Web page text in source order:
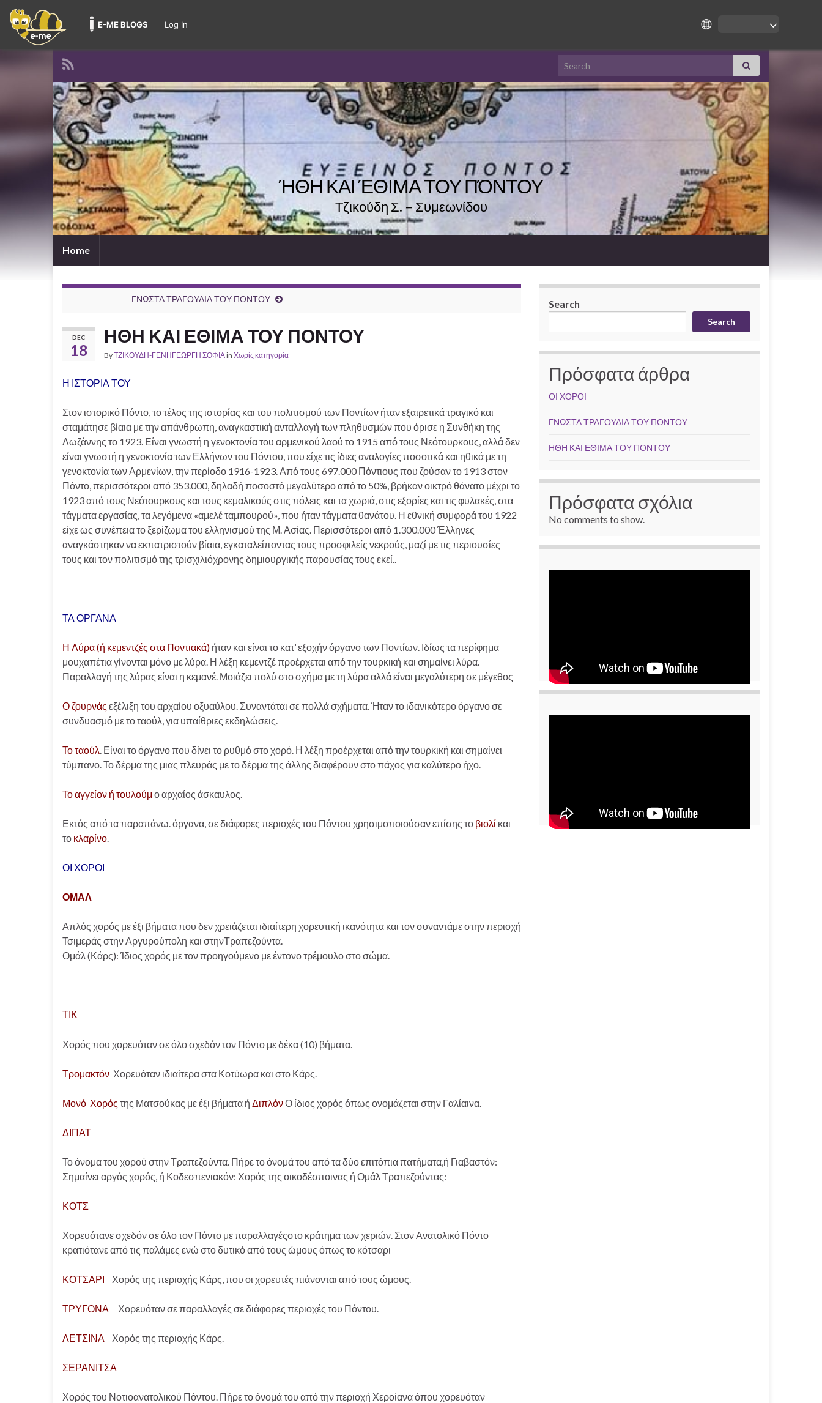
E-ME BLOGS Log In
Search for:
ΉΘΗ ΚΑΙ ΈΘΙΜΑ ΤΟΥ ΠΌΝΤΟΥ
Τζικούδη Σ. – Συμεωνίδου
Home
ΓΝΩΣΤΑ ΤΡΑΓΟΥΔΙΑ ΤΟΥ ΠΟΝΤΟΥ
DEC
18
ΗΘΗ ΚΑΙ ΕΘΙΜΑ ΤΟΥ ΠΟΝΤΟΥ
ByΤΖΙΚΟΥΔΗ-ΓΕΝΗΓΕΩΡΓΗ ΣΟΦΙΑin Χωρίς κατηγορία
Η ΙΣΤΟΡΙΑ ΤΟΥ
Στον ιστορικό Πόντο, το τέλος της ιστορίας και του πολιτισμού των Ποντίων ήταν εξαιρετικά τραγικό και
σταμάτησε βίαια με την απάνθρωπη, αναγκαστική ανταλλαγή των πληθυσμών που όρισε η Συνθήκη της
Λωζάννης το 1923. Είναι γνωστή η γενοκτονία του αρμενικού λαού το 1915 από τους Νεότουρκους, αλλά δεν
είναι γνωστή η γενοκτονία των Ελλήνων του Πόντου, που είχε τις ίδιες αναλογίες ποσοτικά και ηθικά με τη
γενοκτονία των Αρμενίων, την περίοδο 1916-1923. Από τους 697.000 Πόντιους που ζούσαν το 1913 στον
Πόντο, περισσότεροι από 353.000, δηλαδή ποσοστό μεγαλύτερο από το 50%, βρήκαν οικτρό θάνατο μέχρι το
1923 από τους Νεότουρκους και τους κεμαλικούς στις πόλεις και τα χωριά, στις εξορίες και τις φυλακές, στα
τάγματα εργασίας, τα λεγόμενα «αμελέ ταμπουρού», που ήταν τάγματα θανάτου. Η εθνική συμφορά του 1922
είχε ως συνέπεια το ξερίζωμα του ελληνισμού της Μ. Ασίας. Περισσότεροι από 1.300.000 Έλληνες
αναγκάστηκαν να εκπατριστούν βίαια, εγκαταλείποντας τους προσφιλείς νεκρούς, μαζί με τις περιουσίες
τους και τον πολιτισμό της τρισχιλιόχρονης δημιουργικής παρουσίας τους εκεί..
ΤΑ ΟΡΓΑΝΑ
Η Λύρα (ή κεμεντζές στα Ποντιακά) ήταν και είναι το κατ’ εξοχήν όργανο των Ποντίων. Ιδίως τα περίφημα
μουχαπέτια γίνονται μόνο με λύρα. Η λέξη κεμεντζέ προέρχεται από την τουρκική και σημαίνει λύρα.
Παραλλαγή της λύρας είναι η κεμανέ. Μοιάζει πολύ στο σχήμα με τη λύρα αλλά είναι μεγαλύτερη σε μέγεθος
Ο ζουρνάς εξέλιξη του αρχαίου οξυαύλου. Συναντάται σε πολλά σχήματα. Ήταν το ιδανικότερο όργανο σε
συνδυασμό με το ταούλ, για υπαίθριες εκδηλώσεις.
Το ταούλ. Είναι το όργανο που δίνει το ρυθμό στο χορό. Η λέξη προέρχεται από την τουρκική και σημαίνει
τύμπανο. Το δέρμα της μιας πλευράς με το δέρμα της άλλης διαφέρουν στο πάχος για καλύτερο ήχο.
Το αγγείον ή τουλούμ ο αρχαίος άσκαυλος.
Εκτός από τα παραπάνω. όργανα, σε διάφορες περιοχές του Πόντου χρησιμοποιούσαν επίσης το βιολί και
το κλαρίνο.
ΟΙ ΧΟΡΟΙ
ΟΜΑΛ
Απλός χορός με έξι βήματα που δεν χρειάζεται ιδιαίτερη χορευτική ικανότητα και τον συναντάμε στην περιοχή
Τσιμεράς στην Αργυρούπολη και στηνΤραπεζούντα.
Ομάλ (Κάρς): Ίδιος χορός με τον προηγούμενο με έντονο τρέμουλο στο σώμα.
ΤΙΚ
Χορός που χορευόταν σε όλο σχεδόν τον Πόντο με δέκα (10) βήματα.
Τρομακτόν Χορευόταν ιδιαίτερα στα Κοτύωρα και στο Κάρς.
Μονό Χορός της Ματσούκας με έξι βήματα ή ΔιπλόνΟ ίδιος χορός όπως ονομάζεται στην Γαλίαινα.
ΔΙΠΑΤ
Το όνομα του χορού στην Τραπεζούντα. Πήρε το όνομά του από τα δύο επιτόπια πατήματα,ή Γιαβαστόν:
Σημαίνει αργός χορός, ή Κοδεσπενιακόν: Χορός της οικοδέσποινας ή Ομάλ Τραπεζούντας:
ΚΟΤΣ
Χορευότανε σχεδόν σε όλο τον Πόντο με παραλλαγέςστο κράτημα των χεριών. Στον Ανατολικό Πόντο
κρατιότανε από τις παλάμες ενώ στο δυτικό από τους ώμους όπως το κότσαρι
ΚΟΤΣΑΡΙ Χορός της περιοχής Κάρς, που οι χορευτές πιάνονται από τους ώμους.
ΤΡΥΓΟΝΑ Χορευόταν σε παραλλαγές σε διάφορες περιοχές του Πόντου.
ΛΕΤΣΙΝΑ Χορός της περιοχής Κάρς.
ΣΕΡΑΝΙΤΣΑ
Χορός του Νοτιοανατολικού Πόντου. Πήρε το όνομά του από την περιοχή Χεροίανα όπου χορευόταν
Search
Search
Πρόσφατα άρθρα
ΟΙ ΧΟΡΟΙ
ΓΝΩΣΤΑ ΤΡΑΓΟΥΔΙΑ ΤΟΥ ΠΟΝΤΟΥ
ΗΘΗ ΚΑΙ ΕΘΙΜΑ ΤΟΥ ΠΟΝΤΟΥ
Πρόσφατα σχόλια
No comments to show.